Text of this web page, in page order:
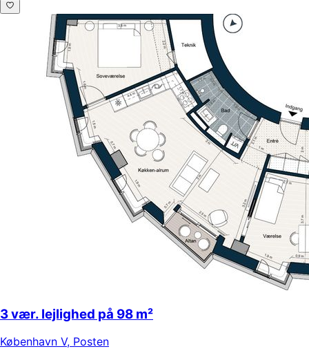
3 vær. lejlighed på 98 m²
København V, Posten